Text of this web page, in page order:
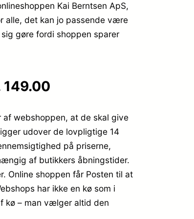
Kai Berntsen ApS,
alle, det kan jo passende være
gøre fordi shoppen sparer
149.00
webshoppen, at de skal give
udover de lovpligtige 14
på priserne,
af butikkers åbningstider.
Online shoppen får Posten til at
har ikke en kø som i
kø – man vælger altid den